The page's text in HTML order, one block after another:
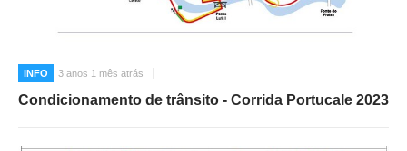
INFO 3 anos 1 mês atrás
Condicionamento de trânsito - Corrida Portucale 2023